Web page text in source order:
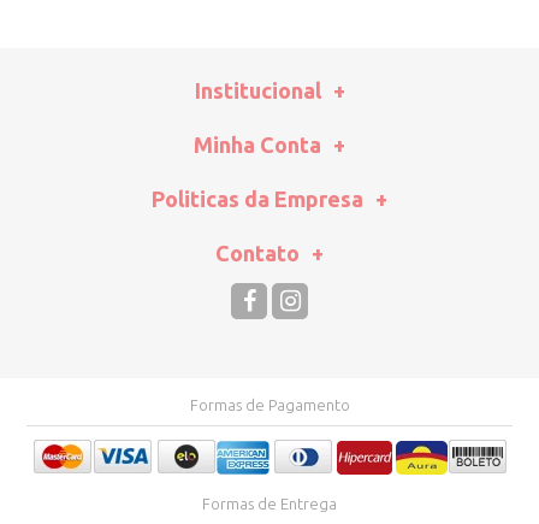
Institucional
Minha Conta
Politicas da Empresa
Contato
Formas de Pagamento
Formas de Entrega